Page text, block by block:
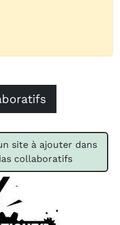
site à ajouter dans
collaboratifs